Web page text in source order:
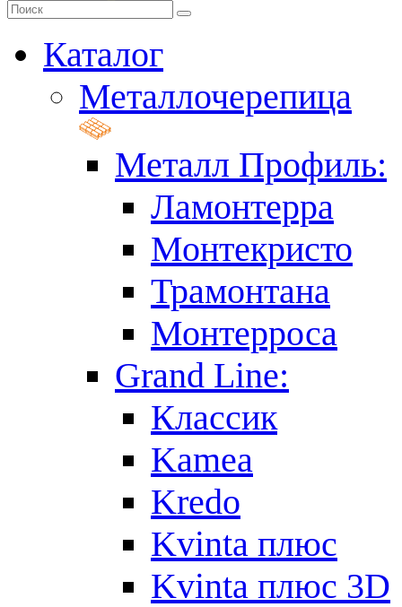
Каталог
Металлочерепица
Металл Профиль:
Ламонтерра
Монтекристо
Трамонтана
Монтерроса
Grand Line:
Классик
Kamea
Kredo
Kvinta плюс
Kvinta плюс 3D